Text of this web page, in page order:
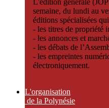
L'édition générale
semaine, du lundi au
éditions spécialisées
- les titres de propriété
- les annonces et
- les débats de
- les empreintes
électroniquement.
L'organisation
de la Polynésie